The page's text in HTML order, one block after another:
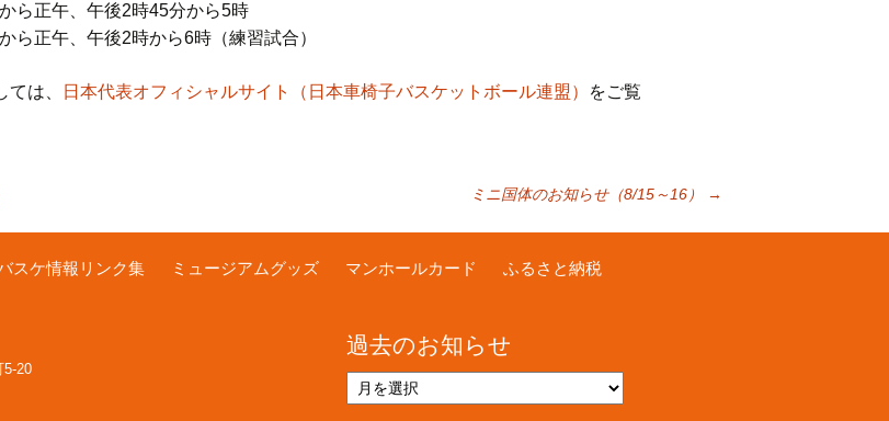
ら正午、午後2時45分から5時
、午後2時から6時（練習試合）
は、 日本代表オフィシャルサイト（日本車椅子バスケットボール連盟）
をご覧
ミニ国体のお知らせ（8/15～16） →
スケ情報リンク集 ミュージアムグッズ マンホールカード ふるさと納税
5-20
過去のお知らせ
過
去